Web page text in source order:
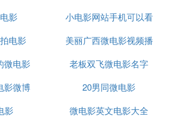
，弹奏一曲，琴声把少年引到他的
切，老人诲人不倦，两人结为师
年技艺大进，老人十分欣喜。但慰
使弟子更上一层楼。一日，老人偶
舟而去，经大川而登高山，壮美的
之神往。临别时，老琴师将心爱的
影
小电影网站手机可以看
电影
美丽广西微电影视频播
放
微电影
老板双飞微电影名字
影微博
20男同微电影
影
微电影英文电影大全